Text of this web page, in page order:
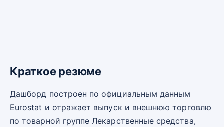
Краткое резюме
Дашборд построен по официальным данным
Eurostat и отражает выпуск и внешнюю торговлю
по товарной группе Лекарственные средства,